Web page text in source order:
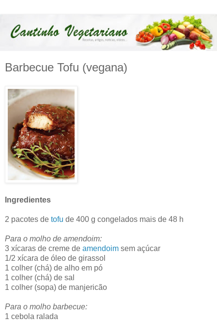
Barbecue Tofu (vegana)
Ingredientes
2 pacotes de tofu de 400 g congelados mais de 48 h
Para o molho de amendoim:
3 xícaras de creme de amendoim sem açúcar
1/2 xícara de óleo de girassol
1 colher (chá) de alho em pó
1 colher (chá) de sal
1 colher (sopa) de manjericão
Para o molho barbecue:
1 cebola ralada